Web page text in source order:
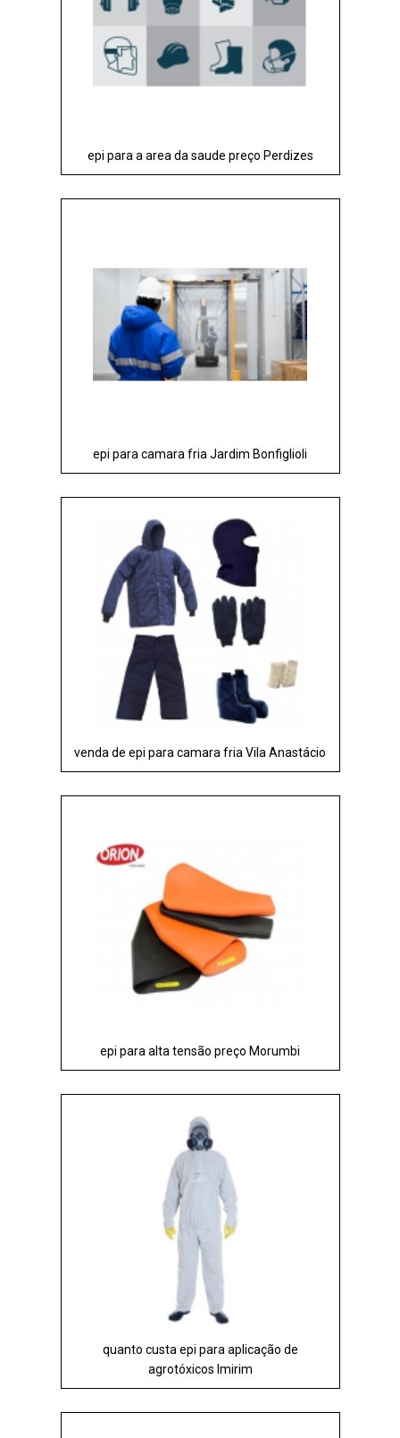
epi para a area da saude preço Perdizes
epi para camara fria Jardim Bonfiglioli
venda de epi para camara fria Vila Anastácio
epi para alta tensão preço Morumbi
quanto custa epi para aplicação de
agrotóxicos Imirim